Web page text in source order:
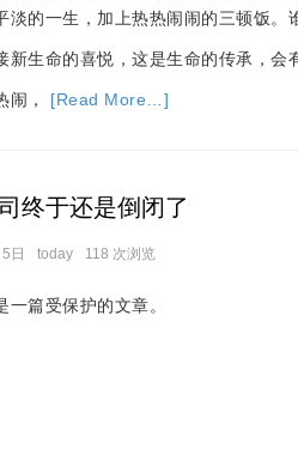
淡的一生，加上热热闹闹的三顿饭。
新生命的喜悦，这是生命的传承，会
闹， [Read More…]
终于还是倒闭了
日 today 118 次浏览
篇受保护的文章。